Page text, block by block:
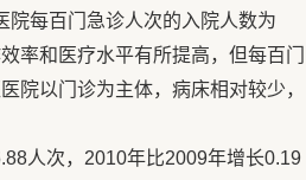
院每百门急诊人次的入院人数为
率和医疗水平有所提高，但每百门
院以门诊为主体，病床相对较少，
人次，2010年比2009年增长0.19